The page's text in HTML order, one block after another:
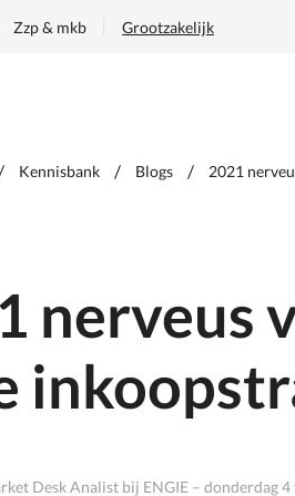
Zzp & mkb Grootzakelijk
Kennisbank Blogs 2021
nerveus
Desk Analist bij ENGIE – donderdag